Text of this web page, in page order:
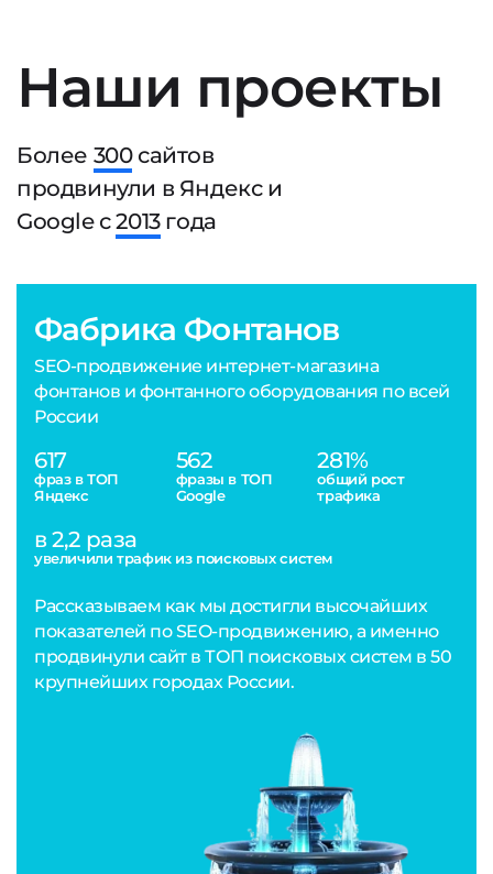
Наши проекты
Более 300сайтов
продвинули в Яндекс и
Google с2013года
Фабрика Фонтанов
SEO-продвижение интернет-магазина
фонтанов и фонтанного оборудования по всей
России
617
фраз в ТОП
Яндекс
562
фразы в ТОП
Google
281%
общий рост
трафика
в 2,2 раза
увеличили трафик из поисковых систем
Рассказываем как мы достигли высочайших
показателей по SEO-продвижению, а именно
продвинули сайт в ТОП поисковых систем в 50
крупнейших городах России.